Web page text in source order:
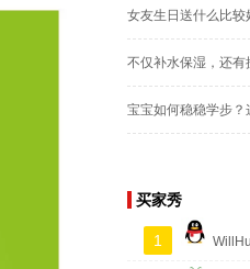
女友生日送什么比较
不仅补水保湿，还有
宝宝如何稳稳学步？
买家秀
1